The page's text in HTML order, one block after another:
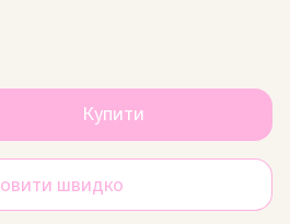
Купити
швидко